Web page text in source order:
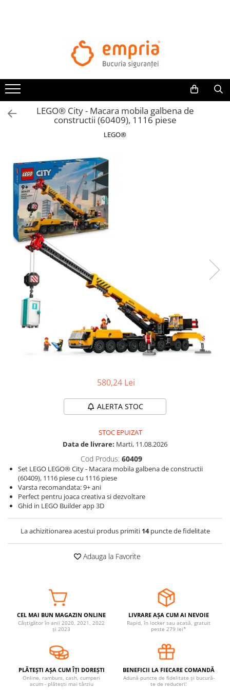
Bariere protectie pentru pat
Protectii mobilier
Banda protectie mobila copii
Sigurante pentru sertare si usi
Sigurante geamuri si usi glisante
Kituri de siguranta pentru copii si
bebelusi
Protectii casa
Protectii utile
Poarta siguranta copii
Deflectoare pentru aer conditionat
Protectii exterior
Casti antifonice pentru copii si
bebelusi
Echipament protectie bicicleta si
Accesorii auto copii
Somnul bebelusului
Carucioare si scaune auto
Tarcuri copii / bebelusi
Igiena si ingrijire bebelusi
Diversificare bebelusi
Baia bebelusului
Maternitate
Jucarii copii si jocuri educative
Jucarii dentitie
Jocuri educative
Jucarii bebelusi
LEGO® City - Macara mobila galbena de
constructii (60409), 1116 piese
LEGO®
580,24 Lei
ALERTA STOC
STOC EPUIZAT
Data de livrare: Marti, 11.08.2026
Cod Produs: 60409
Set LEGO LEGO® City - Macara mobila galbena de constructii
(60409), 1116 piese cu 1116 piese
Varsta recomandata: 9+ ani
Perfect pentru joaca creativa si dezvoltare
Ghid in LEGO Builder app 3D
La achizitionarea acestui produs primiti 14puncte de fidelitate
Adauga la Favorite
CEL MAI BUN MAGAZIN ONLINE
Câștigător în anii 2020, 2021, 2022
și 2023
LIVRARE AȘA CUM AI NEVOIE
Rapid, în locker sau acasă, gratuit
peste 279 lei*
PLĂTEȘTI AȘA CUM ÎȚI DOREȘTI
Online, ramburs, cash, cumperi
acum - plătești mai târziu
BENEFICII LA FIECARE COMANDĂ
Adună puncte de fidelitate și bucură-
te de reduceri!